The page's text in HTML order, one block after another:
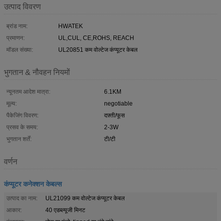
उत्पाद विवरण
ब्रांड नाम:
HWATEK
प्रमाणन:
UL,CUL, CE,ROHS, REACH
मॉडल संख्या:
UL20851 कम वोल्टेज कंप्यूटर केबल
भुगतान & नौवहन नियमों
न्यूनतम आदेश मात्रा:
6.1KM
मूल्य:
negotiable
पैकेजिंग विवरण:
दफ़्ती/फूस
प्रसव के समय:
2-3W
भुगतान शर्तें:
टी/टी
वर्णन
कंप्यूटर कनेक्शन केबल्स
उत्पाद का नाम:
UL21099 कम वोल्टेज कंप्यूटर केबल
आकार:
40 एडब्ल्यूजी मिनट